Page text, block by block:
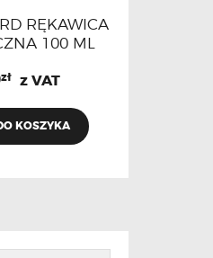
RĘKAWICA
100 ML
zł z VAT
KOSZYKA